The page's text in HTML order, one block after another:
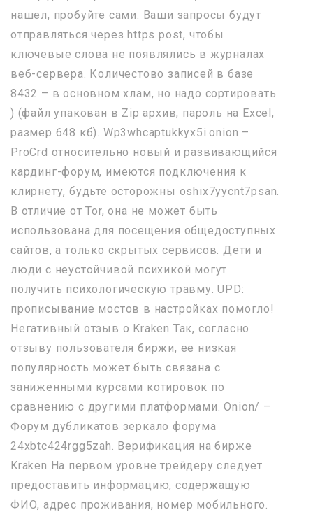
нашел, пробуйте сами. Ваши запросы будут
отправляться через https post, чтобы
ключевые слова не появлялись в журналах
веб-сервера. Количестово записей в базе
8432 – в основном хлам, но надо сортировать
) (файл упакован в Zip архив, пароль на Excel,
размер 648 кб). Wp3whcaptukkyx5i.onion –
ProCrd относительно новый и развивающийся
кардинг-форум, имеются подключения к
клирнету, будьте осторожны oshix7yycnt7psan.
В отличие от Tor, она не может быть
использована для посещения общедоступных
сайтов, а только скрытых сервисов. Дети и
люди с неустойчивой психикой могут
получить психологическую травму. UPD:
прописывание мостов в настройках помогло!
Негативный отзыв о Kraken Так, согласно
отзыву пользователя биржи, ее низкая
популярность может быть связана с
заниженными курсами котировок по
сравнению с другими платформами. Onion/ –
Форум дубликатов зеркало форума
24xbtc424rgg5zah. Верификация на бирже
Kraken На первом уровне трейдеру следует
предоставить информацию, содержащую
ФИО, адрес проживания, номер мобильного.